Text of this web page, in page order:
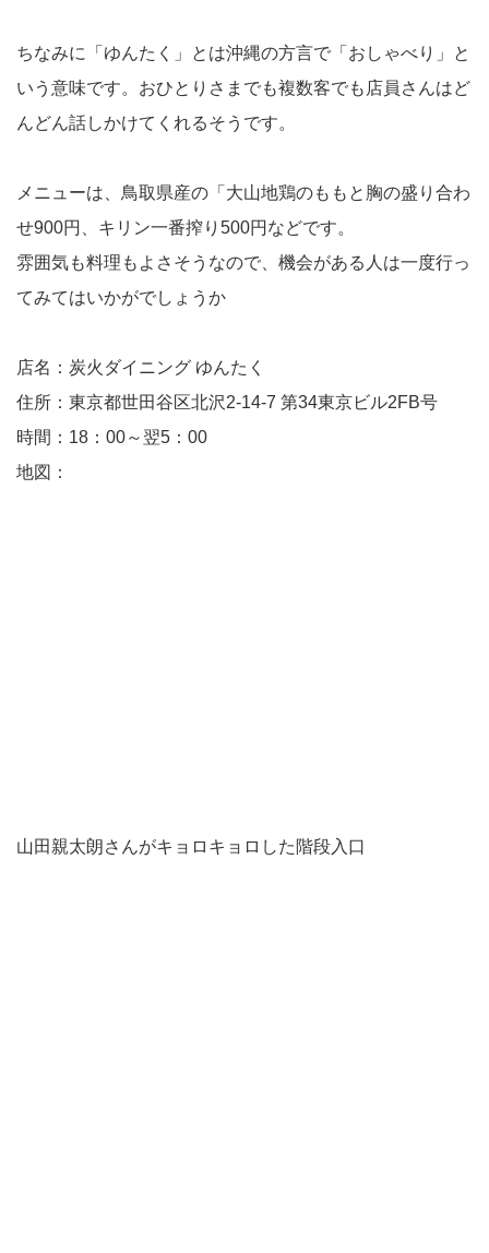
ちなみに「ゆんたく」とは沖縄の方言で「おしゃべり」と
いう意味です。おひとりさまでも複数客でも店員さんはど
んどん話しかけてくれるそうです。
メニューは、鳥取県産の「大山地鶏のももと胸の盛り合わ
せ900円、キリン一番搾り500円などです。
雰囲気も料理もよさそうなので、機会がある人は一度行っ
てみてはいかがでしょうか
店名：炭火ダイニング ゆんたく
住所：東京都世田谷区北沢2-14-7 第34東京ビル2FB号
時間：18：00～翌5：00
地図：
山田親太朗さんがキョロキョロした階段入口